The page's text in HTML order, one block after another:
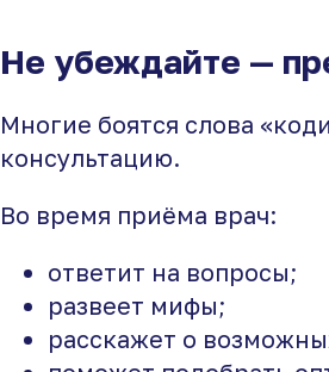
Не убеждайте —
Многие боятся слова
консультацию.
Во время приёма врач:
ответит на вопросы;
развеет мифы;
расскажет о